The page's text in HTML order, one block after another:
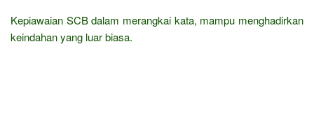
Kepiawaian SCB dalam merangkai kata, mampu menghadirkan
keindahan yang luar biasa.